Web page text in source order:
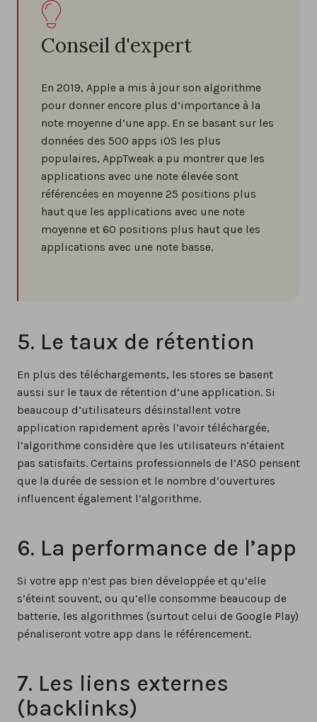
Conseil d'expert
En 2019, Apple a mis à jour son algorithme
pour donner encore plus d’importance à la
note moyenne d’une app. En se basant sur les
données des 500 apps iOS les plus
populaires, AppTweak a pu montrer que les
applications avec une note élevée sont
référencées en moyenne 25 positions plus
haut que les applications avec une note
moyenne et 60 positions plus haut que les
applications avec une note basse.
5. Le taux de rétention
En plus des téléchargements, les stores se basent
aussi sur le taux de rétention d’une application. Si
beaucoup d’utilisateurs désinstallent votre
application rapidement après l’avoir téléchargée,
l’algorithme considère que les utilisateurs n’étaient
pas satisfaits. Certains professionnels de l’ASO pensent
que la durée de session et le nombre d’ouvertures
influencent également l’algorithme.
6. La performance de l’app
Si votre app n’est pas bien développée et qu’elle
s’éteint souvent, ou qu’elle consomme beaucoup de
batterie, les algorithmes (surtout celui de Google Play)
pénaliseront votre app dans le référencement.
7. Les liens externes
(backlinks)